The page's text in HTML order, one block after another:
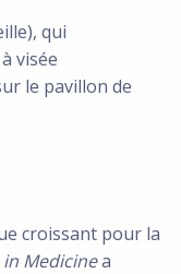
qui
visée
le pavillon de
croissant pour la
Medicinea